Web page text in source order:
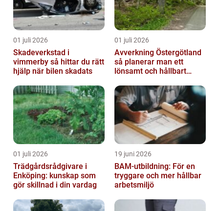
01 juli 2026
Skadeverkstad i
vimmerby så hittar du rätt
hjälp när bilen skadats
01 juli 2026
Avverkning Östergötland
så planerar man ett
lönsamt och hållbart
01 juli 2026
Trädgårdsrådgivare i
Enköping: kunskap som
gör skillnad i din vardag
19 juni 2026
BAM-utbildning: För en
tryggare och mer hållbar
arbetsmiljö